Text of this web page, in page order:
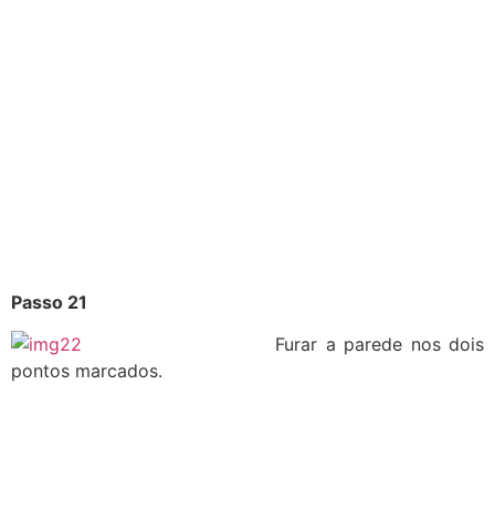
Passo 21
Furar a parede nos dois
pontos marcados.